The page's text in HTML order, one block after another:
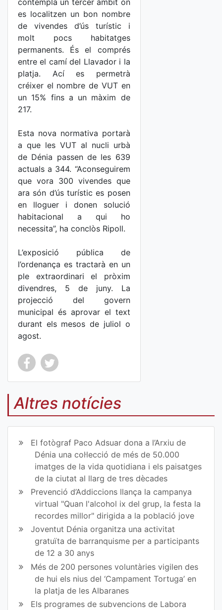
contempla un tercer àmbit on
es localitzen un bon nombre
de vivendes d’ús turístic i
molt pocs habitatges
permanents. És el comprés
entre el camí del Llavador i la
platja. Ací es permetrà
créixer el nombre de VUT en
un 15% fins a un màxim de
217.
Esta nova normativa portarà
a que les VUT al nucli urbà
de Dénia passen de les 639
actuals a 344. “Aconseguirem
que vora 300 vivendes que
ara són d’ús turístic es posen
en lloguer i donen solució
habitacional a qui ho
necessita”, ha conclòs Ripoll.
L’exposició pública de
l’ordenança es tractarà en un
ple extraordinari el pròxim
divendres, 5 de juny. La
projecció del govern
municipal és aprovar el text
durant els mesos de juliol o
agost.
Co
mp
art
ir
en
Fa
ce
bo
ok
Co
mp
art
ir
en
Tw
itt
er
Altres notícies
El fotògraf Paco Adsuar dona a l’Arxiu de
Dénia una col·lecció de més de 50.000
imatges de la vida quotidiana i els paisatges
de la ciutat al llarg de tres dècades
Prevenció d’Addiccions llança la campanya
virtual "Quan l'alcohol ix del grup, la festa la
recordes millor" dirigida a la població jove
Joventut Dénia organitza una activitat
gratuïta de barranquisme per a participants
de 12 a 30 anys
Més de 200 persones voluntàries vigilen des
de hui els nius del ‘Campament Tortuga’ en
la platja de les Albaranes
Els programes de subvencions de Labora